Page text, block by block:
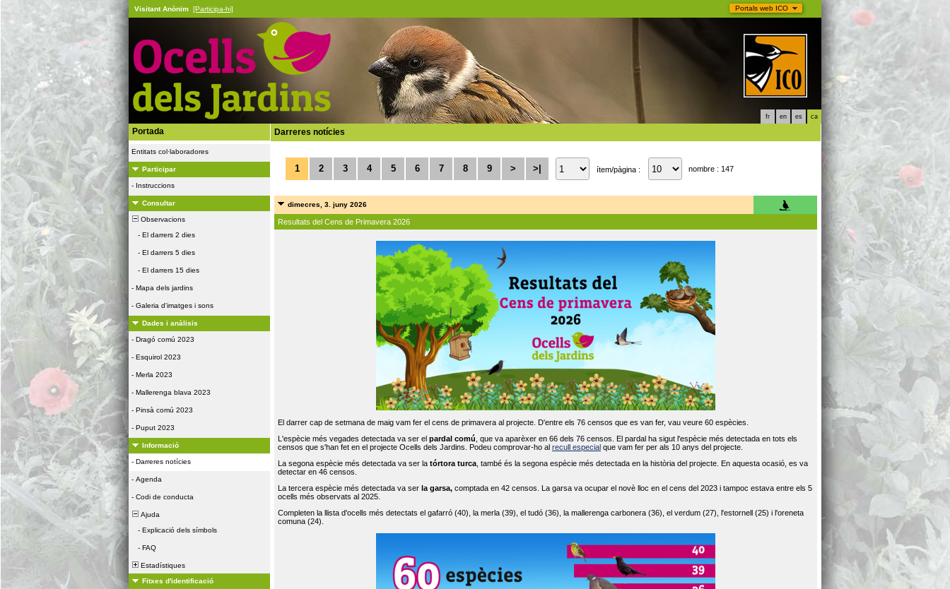
Portals web ICO
Visitant Anònim [Participa-hi]
fr en es ca
Portada
Entitats col·laboradores
Participar
- Instruccions
Consultar
Observacions
- El darrers 2 dies
- El darrers 5 dies
- El darrers 15 dies
- Mapa dels jardins
- Galeria d'imatges i sons
Dades i anàlisis
- Dragó comú 2023
- Esquirol 2023
- Merla 2023
- Mallerenga blava 2023
- Pinsà comú 2023
- Puput 2023
Informació
- Darreres notícies
- Agenda
- Codi de conducta
Ajuda
- Explicació dels símbols
- FAQ
Estadístiques
Fitxes d'identificació
Darreres notícies
1 2 3 4 5 6 7 8 9 > >| ítem/pàgina : nombre : 147
dimecres, 3. juny 2026
Resultats del Cens de Primavera 2026
El darrer cap de setmana de maig vam fer el cens de primavera al projecte. D'entre els 76 censos que es van fer, vau veure 60 espècies.
L'espècie més vegades detectada va ser el pardal comú , que va aparèxer en 66 dels 76 censos. El pardal ha sigut l'espècie més detectada en tots els
censos que s'han fet en el projecte Ocells dels Jardins. Podeu comprovar-ho al recull especial que vam fer per als 10 anys del projecte.
La segona espècie més detectada va ser la tórtora turca , també és la segona espècie més detectada en la història del projecte. En aquesta ocasió, es va
detectar en 46 censos.
La tercera espècie més detectada va ser la garsa, comptada en 42 censos. La garsa va ocupar el novè lloc en el cens del 2023 i tampoc estava entre els 5
ocells més observats al 2025.
Completen la llista d'ocells més detectats el gafarró (40), la merla (39), el tudó (36), la mallerenga carbonera (36), el verdum (27), l'estornell (25) i l'oreneta
comuna (24).